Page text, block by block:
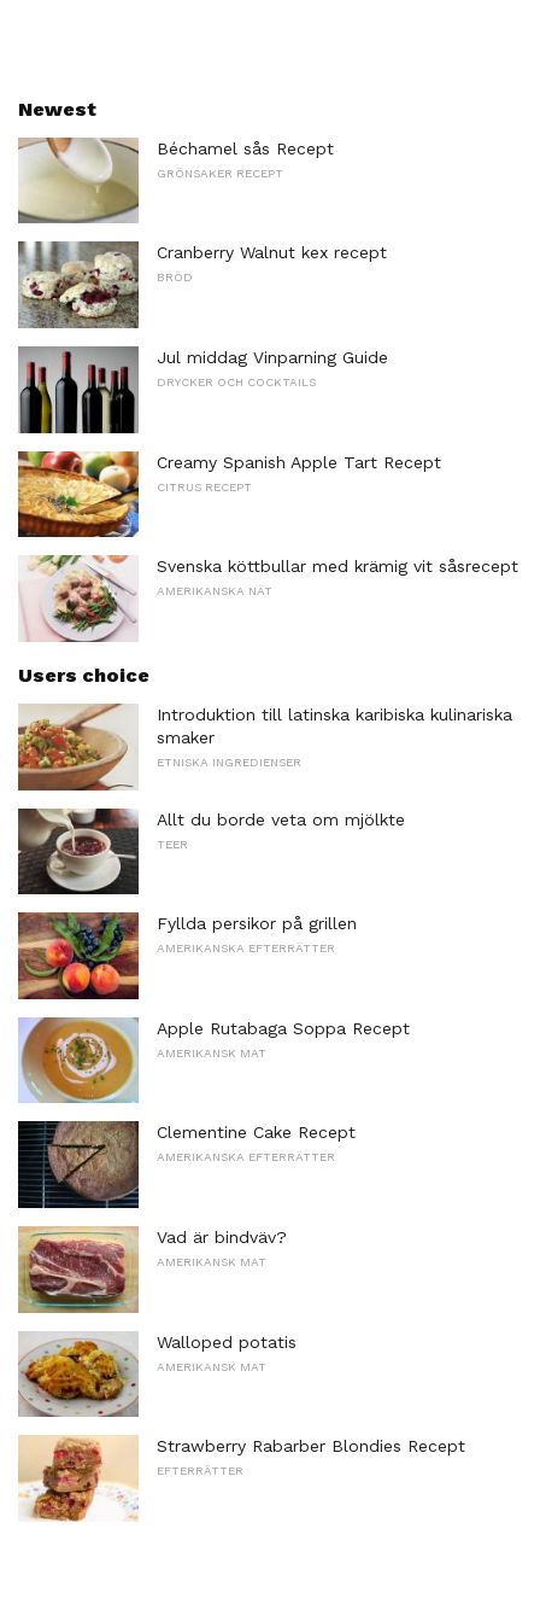
Newest
Béchamel sås Recept
GRÖNSAKER RECEPT
Cranberry Walnut kex recept
BRÖD
Jul middag Vinparning Guide
DRYCKER OCH COCKTAILS
Creamy Spanish Apple Tart Recept
CITRUS RECEPT
Svenska köttbullar med krämig vit såsrecept
AMERIKANSKA NÄT
Users choice
Introduktion till latinska karibiska kulinariska
smaker
ETNISKA INGREDIENSER
Allt du borde veta om mjölkte
TEER
Fyllda persikor på grillen
AMERIKANSKA EFTERRÄTTER
Apple Rutabaga Soppa Recept
AMERIKANSK MAT
Clementine Cake Recept
AMERIKANSKA EFTERRÄTTER
Vad är bindväv?
AMERIKANSK MAT
Walloped potatis
AMERIKANSK MAT
Strawberry Rabarber Blondies Recept
EFTERRÄTTER